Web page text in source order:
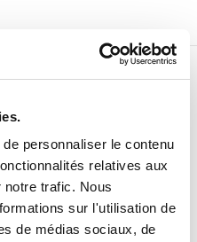
personnaliser le contenu
relatives aux
trafic. Nous
sur l'utilisation de
de médias sociaux, de